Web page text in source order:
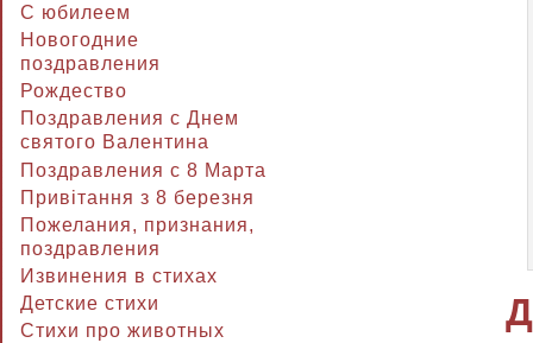
C юбилеем
Новогодние
поздравления
Рождество
Поздравления с Днем
святого Валентина
Поздравления с 8 Марта
Привітання з 8 березня
Пожелания, признания,
поздравления
Извинения в стихах
Детские стихи
Стихи про животных